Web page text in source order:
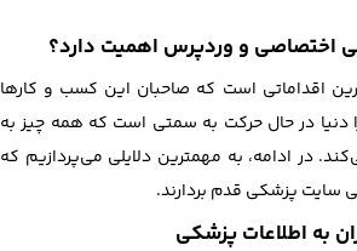
اختصاصی و وردپرس اهمیت دارد؟
اقداماتی است که صاحبان این کسب و کارها
دنیا در حال حرکت به سمتی است که همه چیز به
در ادامه، به مهمترین دلایلی می‌پردازیم که
سایت پزشکی قدم بردارند.
به اطلاعات پزشکی